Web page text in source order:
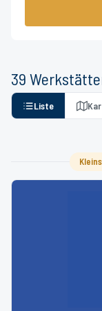
39
Liste